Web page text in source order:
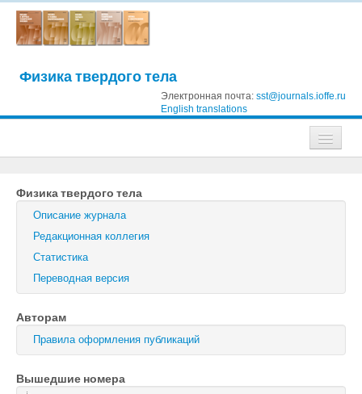
Физика твердого тела
Электронная почта: sst@journals.ioffe.ru
English translations
Журнал технической физики
Письма в Журнал технической физики
Физика твердого тела
Физика и техника полупроводников
Оптика и спектроскопия
Поиск
Войти
Физика твердого тела
Описание журнала
Редакционная коллегия
Статистика
Переводная версия
Авторам
Правила оформления публикаций
Вышедшие номера